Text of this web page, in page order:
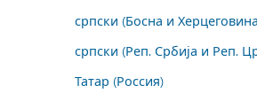
српски (Босна и
српски (Реп. Србија и Реп.
Татар (Россия)